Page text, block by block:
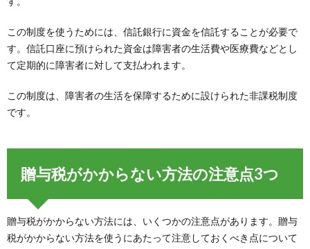
この制度を使うためには、信託銀行に資金を信託することが必要で
す。信託口座に預けられた資金は障害者の生活費や医療費などとし
て定期的に障害者に対して支払われます。
この制度は、障害者の生活を保障するために設けられた非課税制度
です。
贈与税がかからない方法の注意点3つ
贈与税がかからない方法には、いくつかの注意点があります。贈与
税がかからない方法を使うにあたって注意しておくべき点について